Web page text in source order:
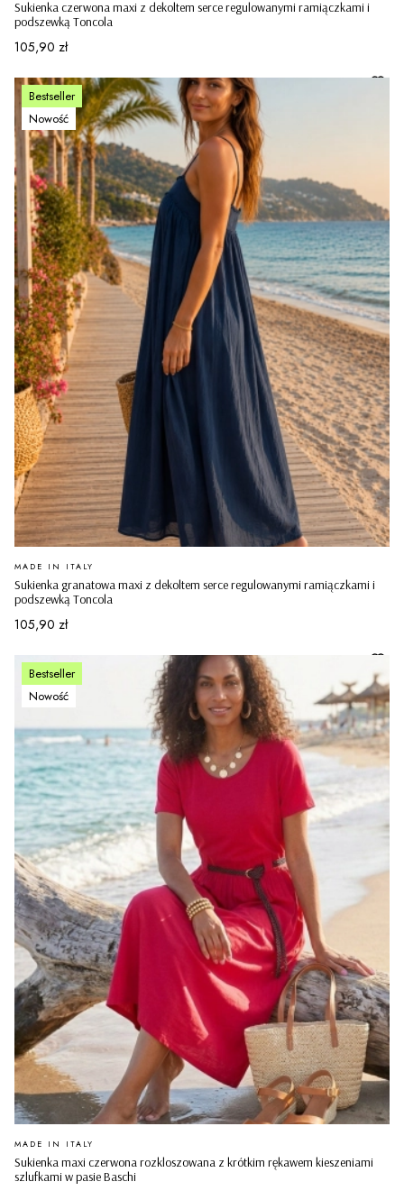
Sukienka czerwona maxi z dekoltem serce regulowanymi ramiączkami i
podszewką Toncola
Cena
105,90 zł
Bestseller
Nowość
Sukienka granatowa maxi z dekoltem serce regulowanymi ramiączkami i
podszewką Toncola
PRODUCENT
MADE IN ITALY
Cena
105,90 zł
Bestseller
Nowość
Sukienka maxi czerwona rozkloszowana z krótkim rękawem kieszeniami
szlufkami w pasie Baschi
PRODUCENT
MADE IN ITALY